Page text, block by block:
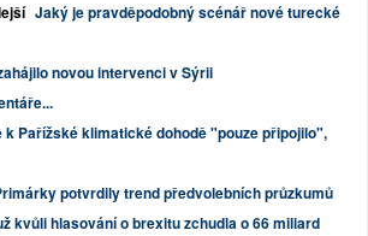
Jaký je pravděpodobný scénář nové turecké
novou intervenci v Sýrii
k Pařížské klimatické dohodě "pouze připojilo",
potvrdily trend předvolebních průzkumů
kvůli hlasování o brexitu zchudla o 66 miliard